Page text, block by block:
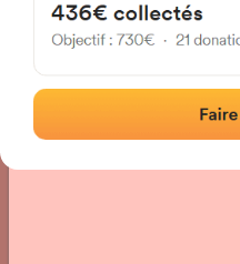
Fotos